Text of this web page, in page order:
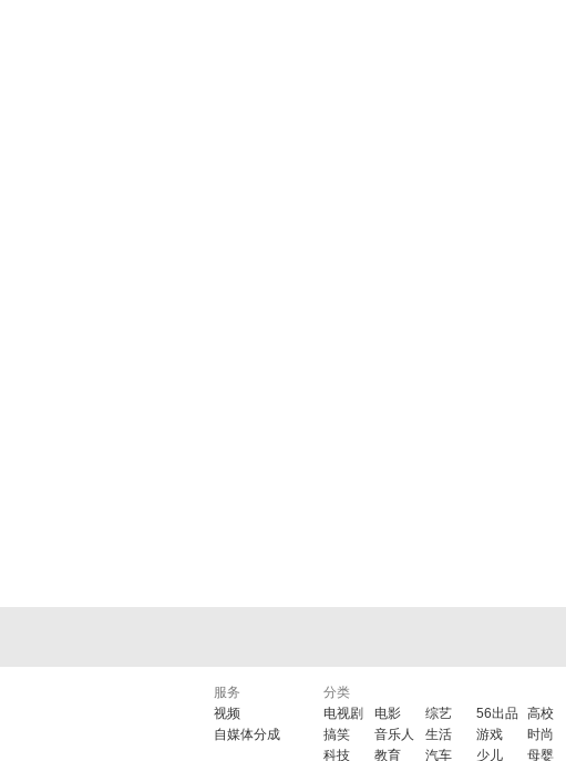
服务
视频
自媒体分成
分类
电视剧
电影 综艺 56出品 高校
搞笑
音乐人 生活 游戏 时尚
科技
教育 汽车 少儿 母婴